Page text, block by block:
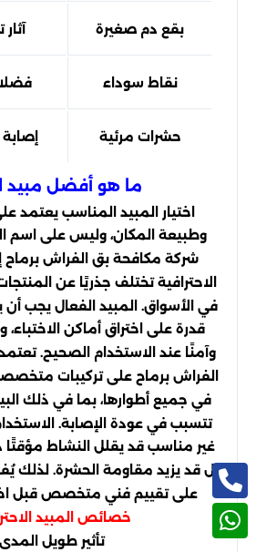
بقع دم صغيرة
نقاط سوداء
حشرات مرئية
ما هو أفضل مبيد
اختيار المبيد المناسب يعتمد
وطبيعة المكان، وليس على اسم
شركة مكافحة بق الفراش برماح
الاحترافية تختلف جذريًا عن
في الأسواق. المبيد الفعال يجب أن
قدرة على اختراق أماكن
وآمنًا عند الاستخدام الصحيح.
الفراش برماح على تركيبات
في جميع أطوارها، بما في ذلك
تتسبب في عودة الإصابة.
غير مناسب قد يقلل النشاط مؤقتًا
بل قد يزيد مقاومة الحشرة. لذلك
على تقييم فني متخصص قبل
خصائص المبيد
تأثير طويل المدى